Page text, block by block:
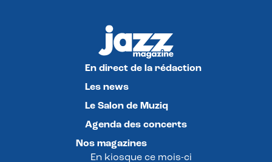
En direct de la rédaction
Les news
Le Salon de Muziq
Agenda des concerts
Nos magazines
En kiosque ce mois-ci